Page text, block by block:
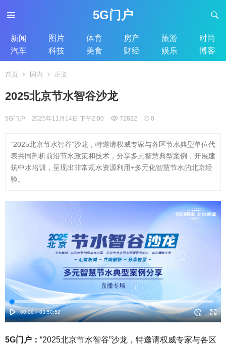
5G门户
新闻 图片 体育 房产 旅游
时尚
汽车
科技 美食 财经 娱乐 博客
首页 国内 正文
2025北京节水智谷沙龙
5G门户 2025年11月14日 下午2:00 72822 0
“2025北京节水智谷”沙龙，特邀请权威专家与各区节水典型单位代
表共同剖析前沿节水政策和技术，分享多元智慧典型案例，开展建
筑中水培训，呈现出非常规水资源利用+多元化智慧节水的北京经
验。
5G门户： “2025北京节水智谷”沙龙，特邀请权威专家与各区